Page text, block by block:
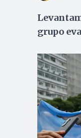
grupo